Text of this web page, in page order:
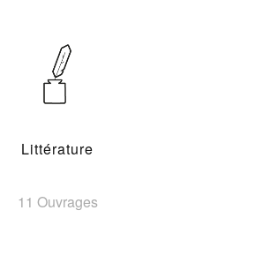
Littérature
11 Ouvrages